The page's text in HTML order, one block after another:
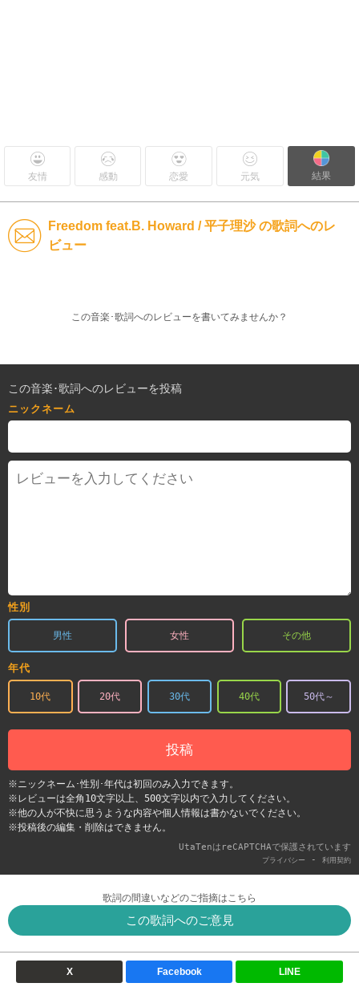
友情 感動 恋愛 元気 結果
Freedom feat.B. Howard / 平子理沙 の歌詞へのレ
ビュー
この音楽･歌詞へのレビューを書いてみませんか？
この音楽･歌詞へのレビューを投稿
ニックネーム
性別
男性 女性 その他
年代
10代 20代 30代 40代 50代～
投稿
※ニックネーム･性別･年代は初回のみ入力できます。
※レビューは全角10文字以上、500文字以内で入力してください。
※他の人が不快に思うような内容や個人情報は書かないでください。
※投稿後の編集・削除はできません。
UtaTenはreCAPTCHAで保護されています
プライバシー - 利用契約
歌詞の間違いなどのご指摘はこちら
この歌詞へのご意見
X Facebook LINE